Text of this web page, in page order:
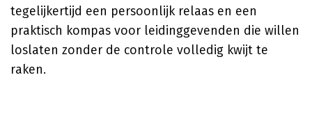
tegelijkertijd een persoonlijk relaas en een
praktisch kompas voor leidinggevenden die willen
loslaten zonder de controle volledig kwijt te
raken.